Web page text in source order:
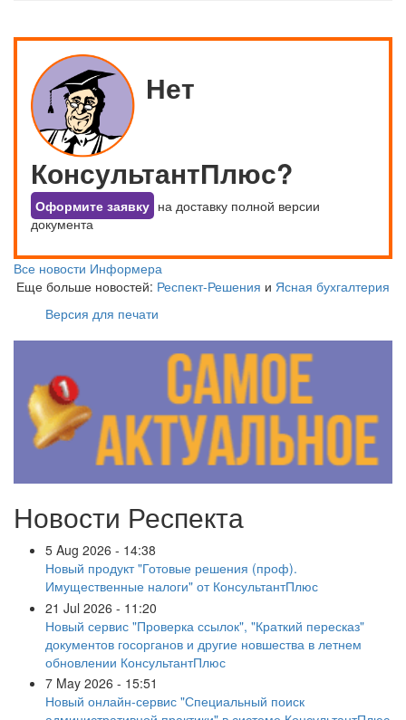
Нет
КонсультантПлюс?
Оформите заявку на доставку полной версии
документа
Все новости Информера
Еще больше новостей: Респект-Решения и Ясная бухгалтерия
Версия для печати
Новости Респекта
5 Aug 2026 - 14:38
Новый продукт "Готовые решения (проф).
Имущественные налоги" от КонсультантПлюс
21 Jul 2026 - 11:20
Новый сервис "Проверка ссылок", "Краткий пересказ"
документов госорганов и другие новшества в летнем
обновлении КонсультантПлюс
7 May 2026 - 15:51
Новый онлайн-сервис "Специальный поиск